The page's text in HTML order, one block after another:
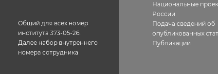
Общий для всех номер
института 373-05-26.
Далее набор внутреннего
номера сотрудника
Национальные
России
Подача сведений об
опубликованных
Публикации